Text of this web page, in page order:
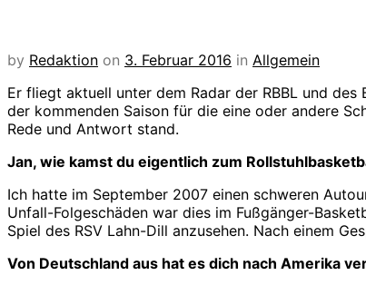
by Redaktion on 3. Februar 2016 in Allgemein
Er fliegt aktuell unter dem Radar der RBBL und
der kommenden Saison für die eine oder andere
Rede und Antwort stand.
Jan, wie kamst du eigentlich zum
Ich hatte im September 2007 einen schweren
Unfall-Folgeschäden war dies im Fußgänger-
Spiel des RSV Lahn-Dill anzusehen. Nach einem
Von Deutschland aus hat es dich nach Amerika